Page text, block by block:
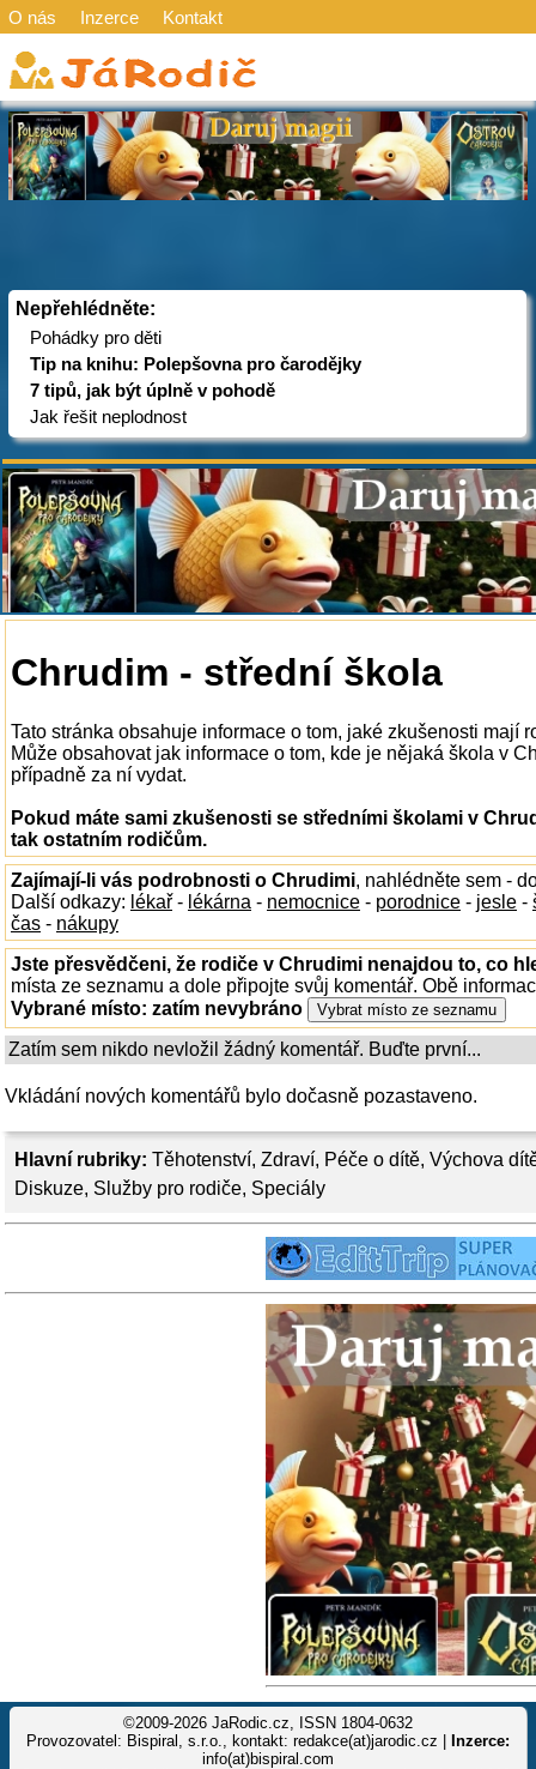
O nás Inzerce Kontakt
Nepřehlédněte:
Pohádky pro děti
Tip na knihu: Polepšovna pro čarodějky
7 tipů, jak být úplně v pohodě
Jak řešit neplodnost
Hlavní rubriky: Těhotenství, Zdraví, Péče o dítě, Výchova
Diskuze, Služby pro rodiče, Speciály
Chrudim - střední škola
Tato stránka obsahuje informace o tom, jaké zkušenosti mají
Může obsahovat jak informace o tom, kde je nějaká škola v
případně za ní vydat.
Pokud máte sami zkušenosti se středními školami v
tak ostatním rodičům.
Zajímají-li vás podrobnosti o Chrudimi, nahlédněte sem -
Další odkazy: lékař - lékárna - nemocnice - porodnice - jesle -
čas - nákupy
Jste přesvědčeni, že rodiče v Chrudimi nenajdou to, co
místa ze seznamu a dole připojte svůj komentář. Obě
Vybrané místo: zatím nevybráno
Zatím sem nikdo nevložil žádný komentář. Buďte první...
Vkládání nových komentářů bylo dočasně pozastaveno.
©2009-2026 JaRodic.cz, ISSN 1804-0632
Provozovatel: Bispiral, s.r.o., kontakt: redakce(at)jarodic.cz |
Inzerce:
info(at)bispiral.com